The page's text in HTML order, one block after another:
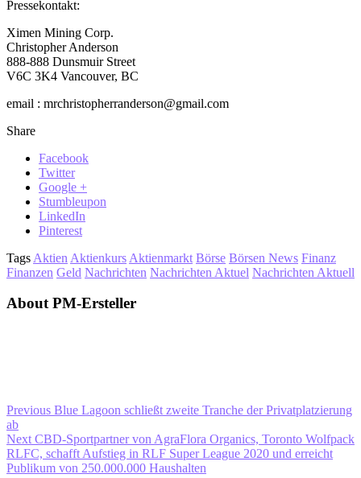
Pressekontakt:
Ximen Mining Corp.
Christopher Anderson
888-888 Dunsmuir Street
V6C 3K4 Vancouver, BC
email : mrchristopherranderson@gmail.com
Share
Facebook
Twitter
Google +
Stumbleupon
LinkedIn
Pinterest
Tags Aktien Aktienkurs Aktienmarkt Börse Börsen News Finanz
Finanzen Geld Nachrichten Nachrichten Aktuel Nachrichten Aktuell
About PM-Ersteller
Previous Blue Lagoon schließt zweite Tranche der Privatplatzierung
ab
Next CBD-Sportpartner von AgraFlora Organics, Toronto Wolfpack
RLFC, schafft Aufstieg in RLF Super League 2020 und erreicht
Publikum von 250.000.000 Haushalten